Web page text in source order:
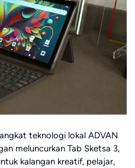
teknologi lokal ADVAN
meluncurkan Tab Sketsa 3,
kalangan kreatif, pelajar,